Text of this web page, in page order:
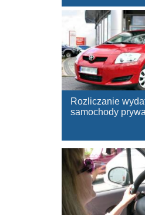
Rozliczanie
samochody